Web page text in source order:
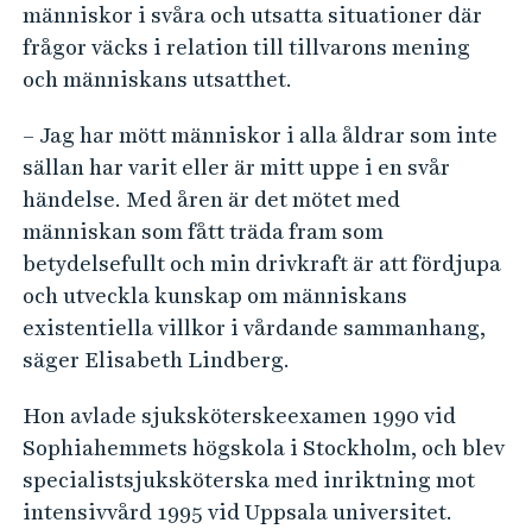
människor i svåra och utsatta situationer där
frågor väcks i relation till tillvarons mening
och människans utsatthet.
– Jag har mött människor i alla åldrar som inte
sällan har varit eller är mitt uppe i en svår
händelse. Med åren är det mötet med
människan som fått träda fram som
betydelsefullt och min drivkraft är att fördjupa
och utveckla kunskap om människans
existentiella villkor i vårdande sammanhang,
säger Elisabeth Lindberg.
Hon avlade sjuksköterskeexamen 1990 vid
Sophiahemmets högskola i Stockholm, och blev
specialistsjuksköterska med inriktning mot
intensivvård 1995 vid Uppsala universitet.